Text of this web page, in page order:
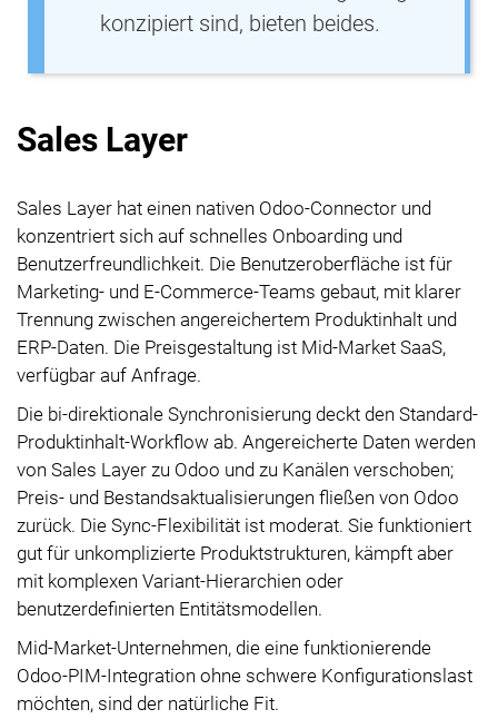
konzipiert sind, bieten beides.
Sales Layer
Sales Layer hat einen nativen Odoo-Connector und
konzentriert sich auf schnelles Onboarding und
Benutzerfreundlichkeit. Die Benutzeroberfläche ist für
Marketing- und E-Commerce-Teams gebaut, mit klarer
Trennung zwischen angereichertem Produktinhalt und
ERP-Daten. Die Preisgestaltung ist Mid-Market SaaS,
verfügbar auf Anfrage.
Die bi-direktionale Synchronisierung deckt den Standard-
Produktinhalt-Workflow ab. Angereicherte Daten werden
von Sales Layer zu Odoo und zu Kanälen verschoben;
Preis- und Bestandsaktualisierungen fließen von Odoo
zurück. Die Sync-Flexibilität ist moderat. Sie funktioniert
gut für unkomplizierte Produktstrukturen, kämpft aber
mit komplexen Variant-Hierarchien oder
benutzerdefinierten Entitätsmodellen.
Mid-Market-Unternehmen, die eine funktionierende
Odoo-PIM-Integration ohne schwere Konfigurationslast
möchten, sind der natürliche Fit.